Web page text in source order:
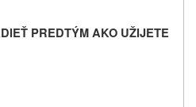
PREDTÝM AKO UŽIJETE